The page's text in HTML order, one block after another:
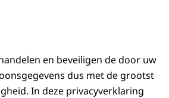
en beveiligen de door uw
dus met de grootst
In deze privacyverklaring